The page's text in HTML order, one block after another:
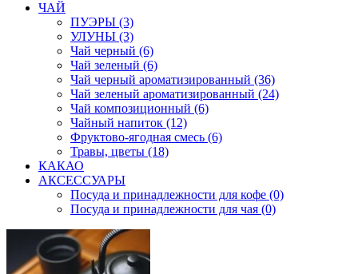
ЧАЙ
ПУЭРЫ (3)
УЛУНЫ (3)
Чай черный (6)
Чай зеленый (6)
Чай черный ароматизированный (36)
Чай зеленый ароматизированный (24)
Чай композиционный (6)
Чайный напиток (12)
Фруктово-ягодная смесь (6)
Травы, цветы (18)
КАКАО
АКСЕССУАРЫ
Посуда и принадлежности для кофе (0)
Посуда и принадлежности для чая (0)